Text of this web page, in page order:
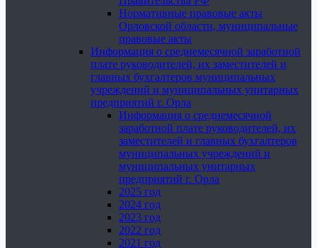
Нормативные правовые акты
Орловской области, муниципальные
правовые акты
Информация о среднемесячной заработной
плате руководителей, их заместителей и
главных бухгалтеров муниципальных
учреждений и муниципальных унитарных
предприятий г. Орла
Информация о среднемесячной
заработной плате руководителей, их
заместителей и главных бухгалтеров
муниципальных учреждений и
муниципальных унитарных
предприятий г. Орла
2025 год
2024 год
2023 год
2022 год
2021 год